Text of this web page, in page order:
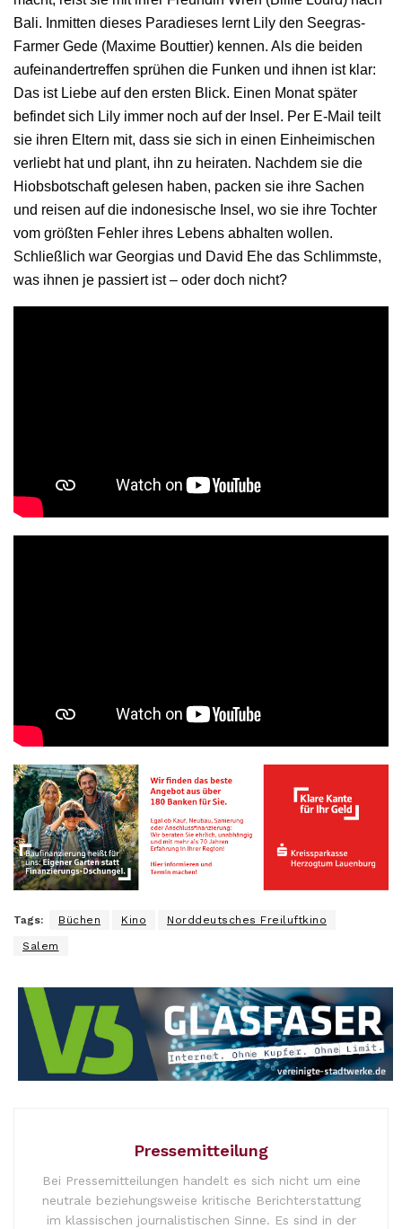
Bali. Inmitten dieses Paradieses lernt Lily den Seegras-
Farmer Gede (Maxime Bouttier) kennen. Als die beiden
aufeinandertreffen sprühen die Funken und ihnen ist klar:
Das ist Liebe auf den ersten Blick. Einen Monat später
befindet sich Lily immer noch auf der Insel. Per E-Mail teilt
sie ihren Eltern mit, dass sie sich in einen Einheimischen
verliebt hat und plant, ihn zu heiraten. Nachdem sie die
Hiobsbotschaft gelesen haben, packen sie ihre Sachen
und reisen auf die indonesische Insel, wo sie ihre Tochter
vom größten Fehler ihres Lebens abhalten wollen.
Schließlich war Georgias und David Ehe das Schlimmste,
was ihnen je passiert ist – oder doch nicht?
Tags: Büchen Kino Norddeutsches Freiluftkino
Salem
Pressemitteilung
Bei Pressemitteilungen handelt es sich nicht um eine
neutrale beziehungsweise kritische Berichterstattung
im klassischen journalistischen Sinne. Es sind in der